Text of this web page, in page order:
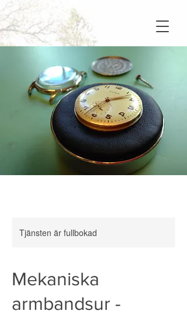
Tjänsten är fullbokad
Mekaniska
armbandsur -